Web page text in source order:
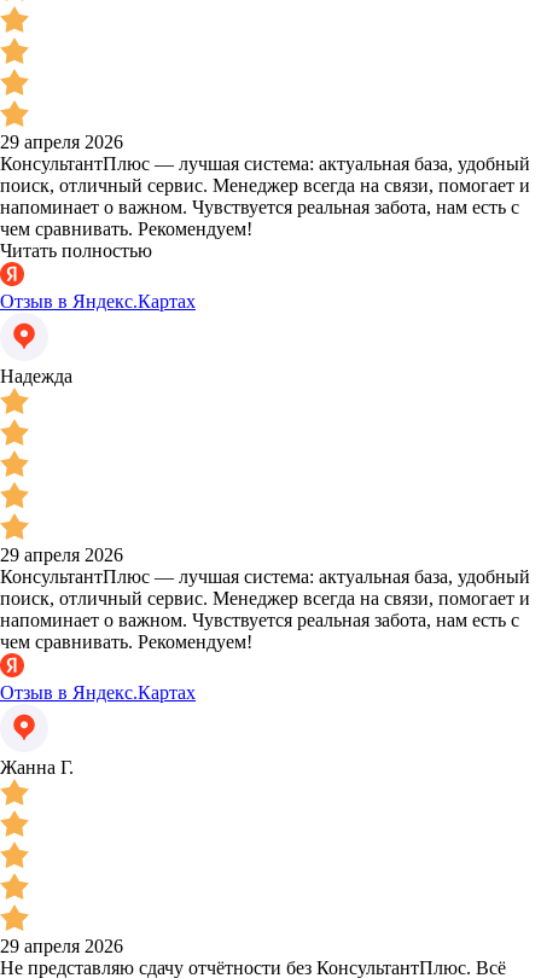
29 апреля 2026
КонсультантПлюс — лучшая система: актуальная база, удобный
поиск, отличный сервис. Менеджер всегда на связи, помогает и
напоминает о важном. Чувствуется реальная забота, нам есть с
чем сравнивать. Рекомендуем!
Читать полностью
Отзыв в Яндекс.Картах
Надежда
29 апреля 2026
КонсультантПлюс — лучшая система: актуальная база, удобный
поиск, отличный сервис. Менеджер всегда на связи, помогает и
напоминает о важном. Чувствуется реальная забота, нам есть с
чем сравнивать. Рекомендуем!
Отзыв в Яндекс.Картах
Жанна Г.
29 апреля 2026
Не представляю сдачу отчётности без КонсультантПлюс. Всё